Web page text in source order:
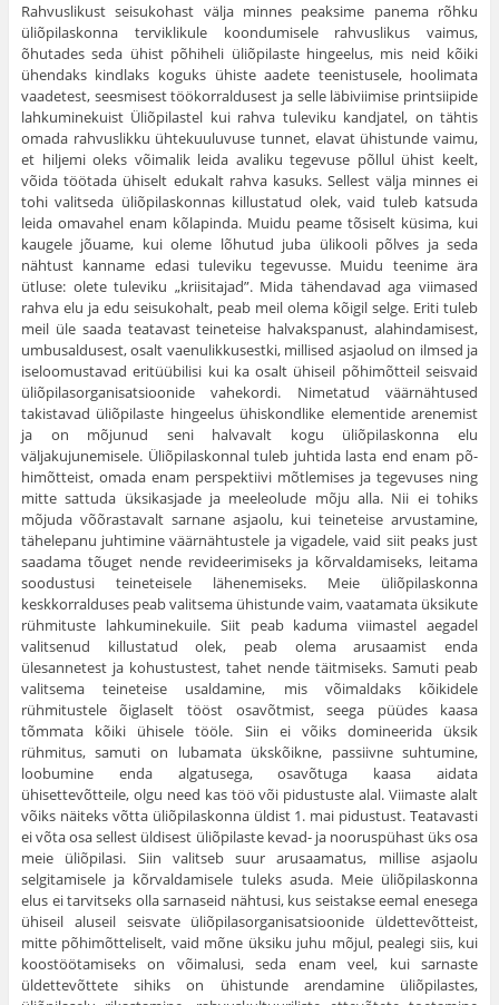
Rahvuslikust seisukohast välja minnes peak­sime panema rõhku
üliõpilaskonna terviklikule koondumisele rahvuslikus vaimus,
õhutades seda ühist põhiheli üliõpilaste hingeelus, mis neid kõiki
ühendaks kindlaks koguks ühiste aadete teenistusele, hoolimata
vaadetest, sees­misest töökorraldusest ja selle läbiviimise printsiipide
lahkuminekuist Üliõpilastel kui rahva tuleviku kandjatel, on tähtis
omada rahvuslikku ühtekuuluvuse tunnet, elavat ühistunde vaimu,
et hiljemi oleks võimalik leida avaliku tegevuse põllul ühist keelt,
võida töötada ühi­selt edukalt rahva kasuks. Sellest välja min­nes ei
tohi valitseda üliõpilaskonnas killustatud olek, vaid tuleb katsuda
leida omavahel enam kõlapinda. Muidu peame tõsiselt küsima, kui
kaugele jõuame, kui oleme lõhutud juba ülikooli põlves ja seda
nähtust kanname edasi tuleviku tegevusse. Muidu teenime ära
ütluse: olete tuleviku „kriisitajad”. Mida tähendavad aga viimased
rahva elu ja edu seisukohalt, peab meil olema kõigil selge. Eriti tuleb
meil üle saada teatavast teineteise halvakspanust, ala­hindamisest,
umbusaldusest, osalt vaenulikkusestki, millised asjaolud on ilmsed ja
iseloo­mustavad eritüübilisi kui ka osalt ühiseil põhi­mõtteil seisvaid
üliõpilasorganisatsioonide va­hekordi. Nimetatud väärnähtused
takistavad üliõpilaste hingeelus ühiskondlike elemen­tide arenemist
ja on mõjunud seni halvavalt kogu üliõpilaskonna elu
väljakujunemisele. Üli­õpilaskonnal tuleb juhtida lasta end enam põ­
himõtteist, omada enam perspektiivi mõtlemi­ses ja tegevuses ning
mitte sattuda üksikasjade ja meeleolude mõju alla. Nii ei tohiks
mõjuda võõrastavalt sarnane asjaolu, kui teineteise ar­vustamine,
tähelepanu juhtimine väärnähtustele ja vigadele, vaid siit peaks just
saadama tõu­get nende revideerimiseks ja kõrvaldamiseks, leitama
soodustusi teineteisele lähenemiseks. Meie üliõpilaskonna
keskkorralduses peab va­litsema ühistunde vaim, vaatamata üksikute
rühmituste lahkuminekuile. Siit peab kaduma viimastel aegadel
valitsenud killustatud olek, peab olema arusaamist enda
ülesannetest ja kohustustest, tahet nende täitmiseks. Samuti peab
valitsema teineteise usaldamine, mis või­maldaks kõikidele
rühmitustele õiglaselt tööst osavõtmist, seega püüdes kaasa
tõmmata kõiki ühisele tööle. Siin ei võiks domineerida üksik
rühmitus, samuti on lubamata ükskõikne, pas­siivne suhtumine,
loobumine enda algatusega, osavõtuga kaasa aidata
ühisettevõtteile, olgu need kas töö või pidustuste alal. Viimaste alalt
võiks näiteks võtta üliõpilaskonna üldist 1. mai pidustust. Teatavasti
ei võta osa sel­lest üldisest üliõpilaste kevad- ja nooruspühast üks osa
meie üliõpilasi. Siin valitseb suur arusaamatus, millise asjaolu
selgitamisele ja kõrvaldamisele tuleks asuda. Meie üliõpi­laskonna
elus ei tarvitseks olla sarnaseid nähtusi, kus seistakse eemal enesega
ühiseil alu­seil seisvate üliõpilasorganisatsioonide üldettevõtteist,
mitte põhimõtteliselt, vaid mõne üksiku juhu mõjul, pealegi siis, kui
koostöötamiseks on võimalusi, seda enam veel, kui sarnaste
üldettevõttete sihiks on ühistunde arendamine üliõpilastes,